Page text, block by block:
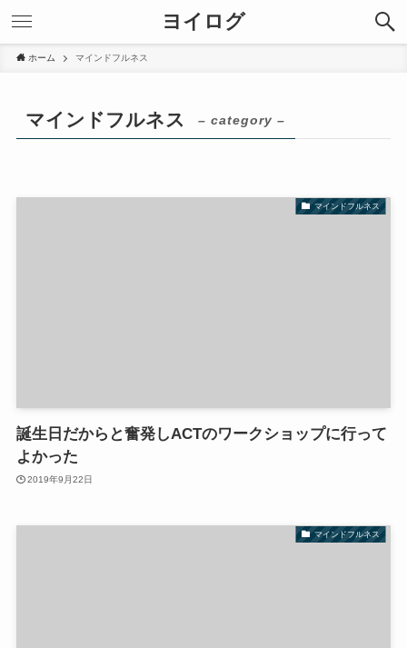
ヨイログ
ホーム マインドフルネス
マインドフルネス – category –
マインドフルネス
誕生日だからと奮発しACTのワークショップに行って
よかった
2019年9月22日
マインドフルネス